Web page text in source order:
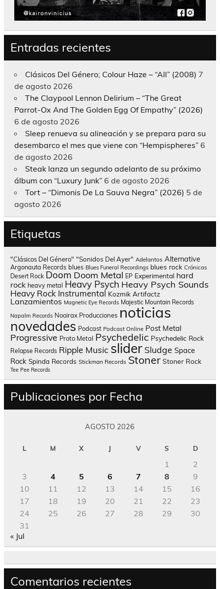
Entradas recientes
Clásicos Del Género; Colour Haze – “All” (2008) 7
de agosto 2026
The Claypool Lennon Delirium – “The Great
Parrot-Ox And The Golden Egg Of Empathy” (2026)
6 de agosto 2026
Sleep renueva su alineación y se prepara para su
desembarco el mes que viene con “Hempispheres” 6
de agosto 2026
Steak lanza un segundo adelanto de su próximo
álbum con “Luxury Junk” 6 de agosto 2026
Tort – “Dimonis De La Sauva Negra” (2026) 5 de
agosto 2026
Etiquetas
"Clásicos Del Género" "Sonidos Del Ayer" Adelantos Alternative
Argonauta Records blues Blues Funeral Recordings blues rock Crónicas
Desert Rock Doom Doom Metal EP Experimental hard
rock heavy metal Heavy Psych Heavy Psych Sounds
Heavy Rock Instrumental Kozmik Artifactz
Lanzamientos Magnetic Eye Records Majestic Mountain Records
Napalm Records Nooirax Producciones noticias
novedades Podcast Podcast Online Post Metal
Progressive Proto Metal Psychedelic Psychedelic Rock
Relapse Records Ripple Music slider Sludge Space
Rock Spinda Records Stickman Records Stoner Stoner Rock
Tee Pee Records
Publicaciones por Fecha
AGOSTO 2026
L M X J V S D
1
2
3
4 5 6 7 8
9
10
11 12 13 14 15
16
17
18 19 20 21 22
23
24
25 26 27 28 29
30
31
« Jul
Comentarios recientes